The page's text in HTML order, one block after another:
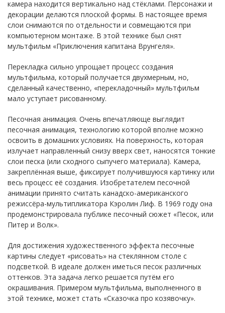
камера находится вертикально над стёклами. Персонажи и
декорации делаются плоской формы. В настоящее время
слои снимаются по отдельности и совмещаются при
компьютерном монтаже. В этой технике был снят
мультфильм «Приключения капитана Врунгеля».
Перекладка сильно упрощает процесс создания
мультфильма, который получается двухмерным, но,
сделанный качественно, «перекладочный» мультфильм
мало уступает рисованному.
Песочная анимация. Очень впечатляюще выглядит
песочная анимация, технологию которой вполне можно
освоить в домашних условиях. На поверхность, которая
излучает направленный снизу вверх свет, наносятся тонкие
слои песка (или сходного сыпучего материала). Камера,
закреплённая выше, фиксирует получившуюся картинку или
весь процесс её создания. Изобретателем песочной
анимации принято считать канадско-американского
режиссёра-мультипликатора Кэролин Лиф. В 1969 году она
продемонстрировала публике песочный сюжет «Песок, или
Питер и Волк».
Для достижения художественного эффекта песочные
картины следует «рисовать» на стеклянном столе с
подсветкой. В идеале должен иметься песок различных
оттенков. Эта задача легко решается путём его
окрашивания. Примером мультфильма, выполненного в
этой технике, может стать «Сказочка про козявочку».